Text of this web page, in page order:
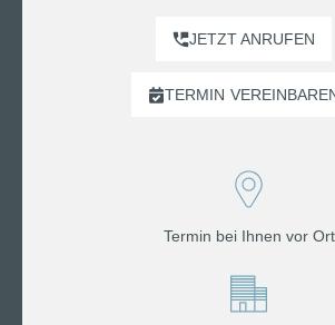
JETZT ANRUFEN
TERMIN
Termin bei Ihnen vor Ort